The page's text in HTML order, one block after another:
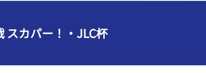
全国最近5節
外向発売所ウィンピア
スカパー！・JLC杯